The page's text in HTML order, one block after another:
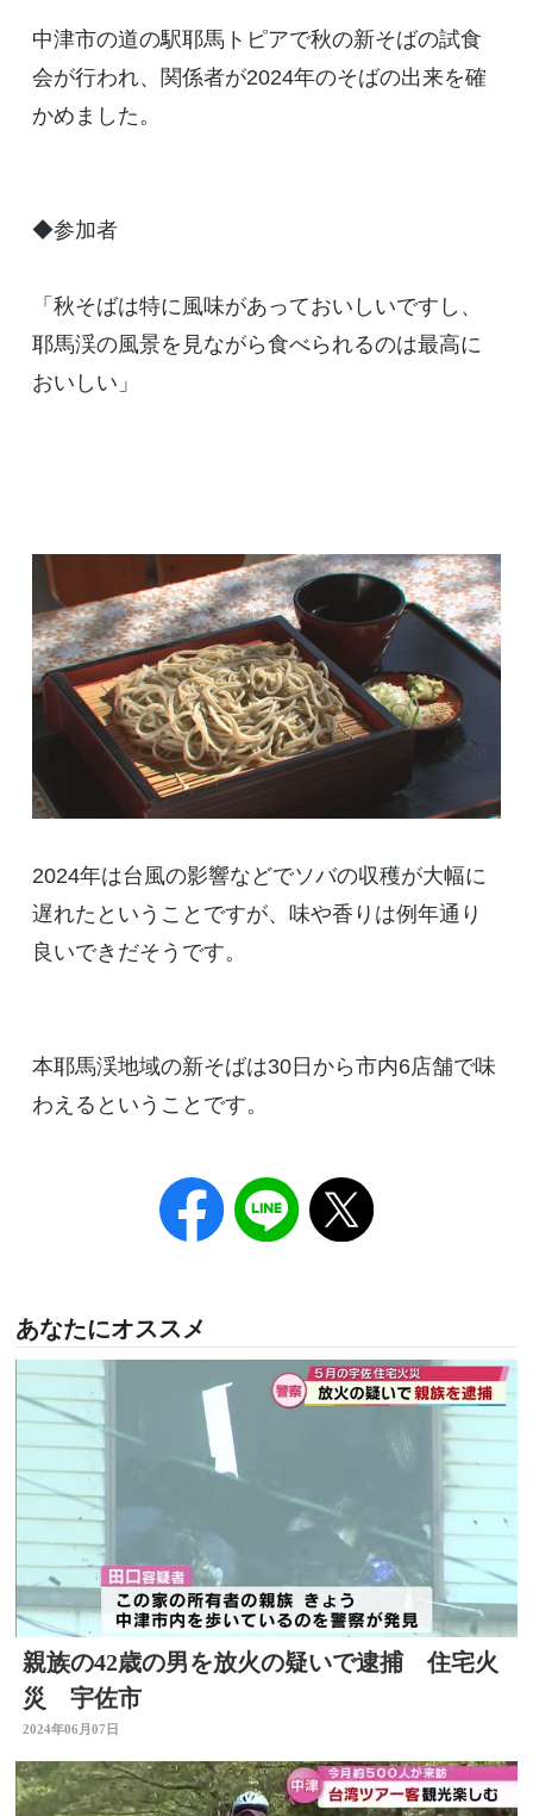
中津市の道の駅耶馬トピアで秋の新そばの試食
会が行われ、関係者が2024年のそばの出来を確
かめました。
◆参加者
「秋そばは特に風味があっておいしいですし、
耶馬渓の風景を見ながら食べられるのは最高に
おいしい」
2024年は台風の影響などでソバの収穫が大幅に
遅れたということですが、味や香りは例年通り
良いできだそうです。
本耶馬渓地域の新そばは30日から市内6店舗で味
わえるということです。
あなたにオススメ
親族の42歳の男を放火の疑いで逮捕 住宅火
災 宇佐市
2024年06月07日